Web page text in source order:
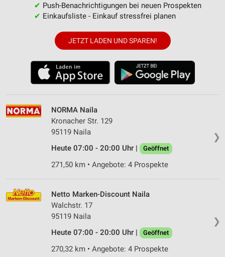
✔ Push-Benachrichtigungen bei neuen Prospekten
✔ Einkaufsliste - Einkauf stressfrei planen
JETZT LADEN UND SPAREN!
❯
NORMA Naila
Kronacher Str. 129
95119 Naila
Heute 07:00 - 20:00 Uhr |
Geöffnet
271,50 km • Angebote: 4 Prospekte
❯
Netto Marken-Discount Naila
Walchstr. 17
95119 Naila
Heute 07:00 - 20:00 Uhr |
Geöffnet
270,32 km • Angebote: 4 Prospekte